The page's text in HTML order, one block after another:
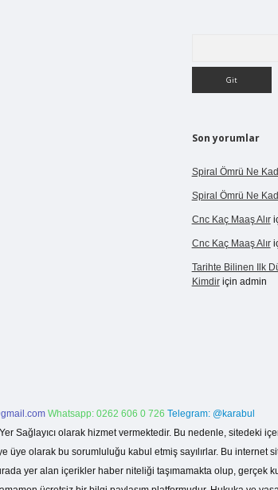
Son yorumlar
Spiral Ömrü Ne
Spiral Ömrü Ne
Cnc Kaç Maaş Alır
Cnc Kaç Maaş Alır
Tarihte Bilinen Ilk
Kimdiriçin admin
Whatsapp: 0262 606 0 726 Telegram: @karabul
Sağlayıcı olarak hizmet vermektedir. Bu nedenle, sitedeki
üye olarak bu sorumluluğu kabul etmiş sayılırlar. Bu internet
yer alan içerikler haber niteliği taşımamakta olup, gerçek